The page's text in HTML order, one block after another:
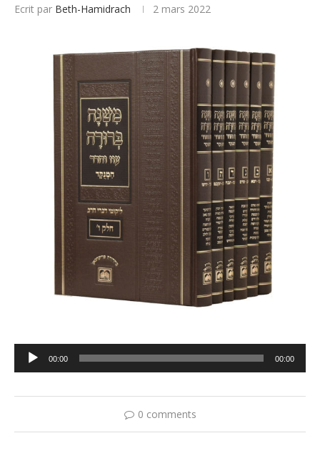
Ecrit par Beth-Hamidrach 2 mars 2022
Lecteur
audio
00:00 00:00
0 comments